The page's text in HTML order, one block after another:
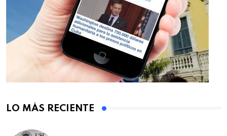
LO MÁS RECIENTE